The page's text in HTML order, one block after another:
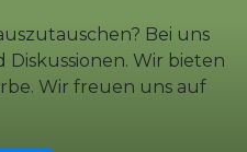
Bei uns
Wir bieten
Wir freuen uns auf